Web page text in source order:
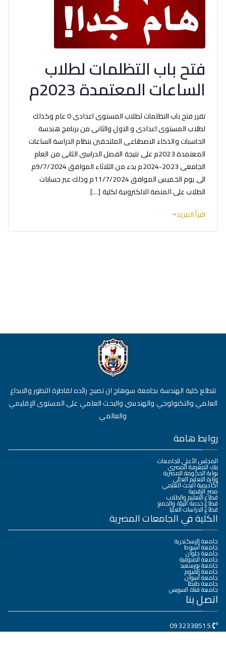
فتح باب التظلمات لطلاب
الساعات المعتمدة 2023م
تقرر فتح باب التظلمات لطلاب المستوى اعدادى 0 عام وكذلك
لطلاب المستوى اعدادى و الاول والثانى من برنامج هندسة
الحاسبات والذكاء الاصطناعى الملتحقين بنظام الدراسة الساعات
المعتمدة 2023م على نتيجة الفصل الدراسى الثانى من العام
الجامعى 2023-2024م بدء من الثلاثاء الموافق 9/7/2024م
الى يوم الخميس الموافق 11/7/2024م وذلك عبر حسابات
الطلاب على المنصة الالكترونية لكلية […]
اقرأ المزيد
تتطلع كلية الهندسة بجامعة سوهاج ان تصبح رائده لقاطرة التطور والابداع
العلمي والتكنولوجي والهندسي والبحث العلمي على المستوى الإقليمي
والعالمي
روابط هامة
المجلس الأعلى للجامعات
بنك المعرفة المصري
بوابة الحكومة المصرية
وزارة التعليم العالي
أكاديمية البحث العلمي
مصر الرقمية
قطاع التعليم والطلاب
قطاع خدمة البيئة والجمع
قطاع الدراسات العليا
الكلية في الجامعات المصرية
جامعة الإسكندرية
جامعة أسيوط
جامعة حلوان
جامعة المنوفية
جامعة بورسعيد
جامعة الفيوم
جامعة أسوان
جامعة طنطا
جامعة قناة السويس
اتصل بنا
0932338515